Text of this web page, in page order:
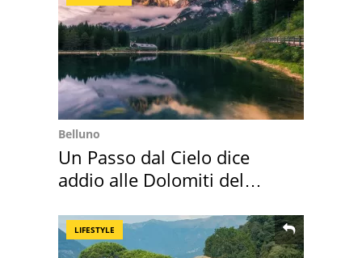
Belluno
Un Passo dal Cielo dice
addio alle Dolomiti del
LIFESTYLE